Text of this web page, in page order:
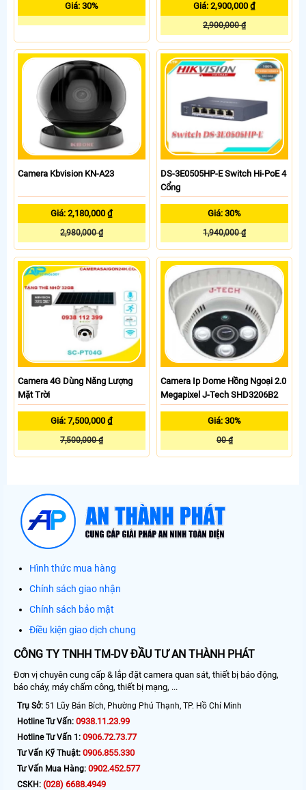
Giá: 30% Giá: 2,900,000 ₫
2,900,000 ₫
Camera Kbvision KN-A23
Giá: 2,180,000 ₫
2,980,000 ₫
DS-3E0505HP-E Switch Hi-PoE 4
Cổng
Giá: 30%
1,940,000 ₫
Camera 4G Dùng Năng Lượng
Mặt Trời
Giá: 7,500,000 ₫
7,500,000 ₫
Camera Ip Dome Hồng Ngoại 2.0
Megapixel J-Tech SHD3206B2
Giá: 30%
00 ₫
Hình thức mua hàng
Chính sách giao nhận
Chính sách bảo mật
Điều kiện giao dịch chung
CÔNG TY TNHH TM-DV ĐẦU TƯ AN THÀNH PHÁT
Đơn vị chuyên cung cấp & lắp đặt camera quan sát, thiết bị báo động,
báo cháy, máy chấm công, thiết bị mạng, ...
Trụ Sở: 51 Lũy Bán Bích, Phường Phú Thạnh, TP. Hồ Chí Minh
Hotline Tư Vấn: 0938.11.23.99
Hotline Tư Vấn 1: 0906.72.73.77
Tư Vấn Kỹ Thuật: 0906.855.330
Tư Vấn Mua Hàng: 0902.452.577
CSKH: (028) 6688.4949